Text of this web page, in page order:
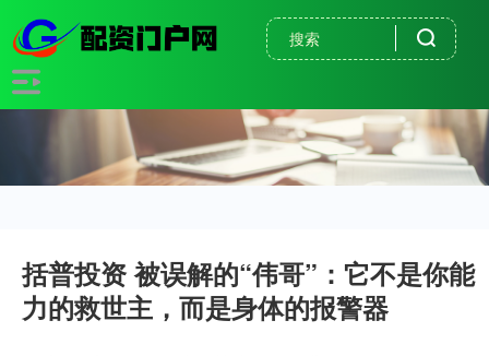
括普投资 被误解的“伟哥”：它不是你能
力的救世主，而是身体的报警器